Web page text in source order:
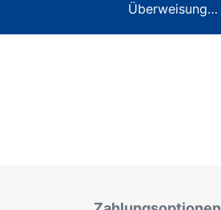
Überweisung…